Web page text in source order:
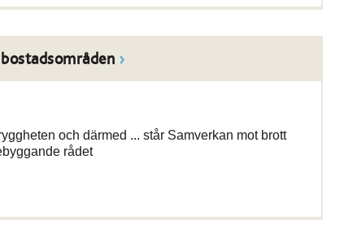
och därmed ... står Samverkan mot brott
rådet